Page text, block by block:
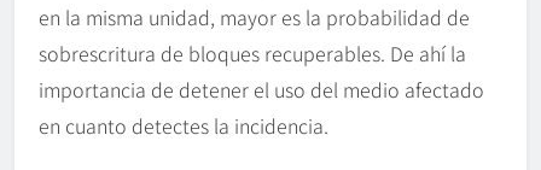
en la misma unidad, mayor es la probabilidad de
sobrescritura de bloques recuperables. De ahí la
importancia de detener el uso del medio afectado
en cuanto detectes la incidencia.